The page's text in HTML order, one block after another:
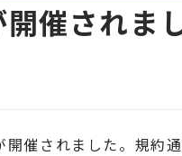
催されま
催されました。規約